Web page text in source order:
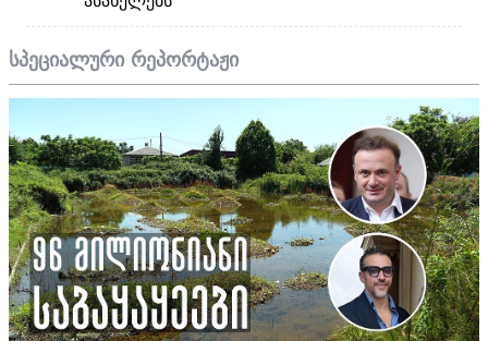
სპეციალური რეპორტაჟი